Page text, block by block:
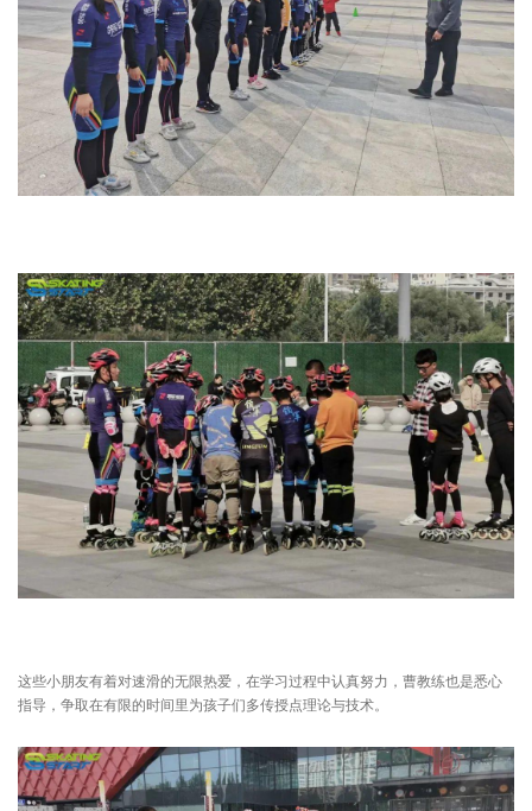
这些小朋友有着对速滑的无限热爱，在学习过程中认真努力，曹教练也是悉心
指导，争取在有限的时间里为孩子们多传授点理论与技术。